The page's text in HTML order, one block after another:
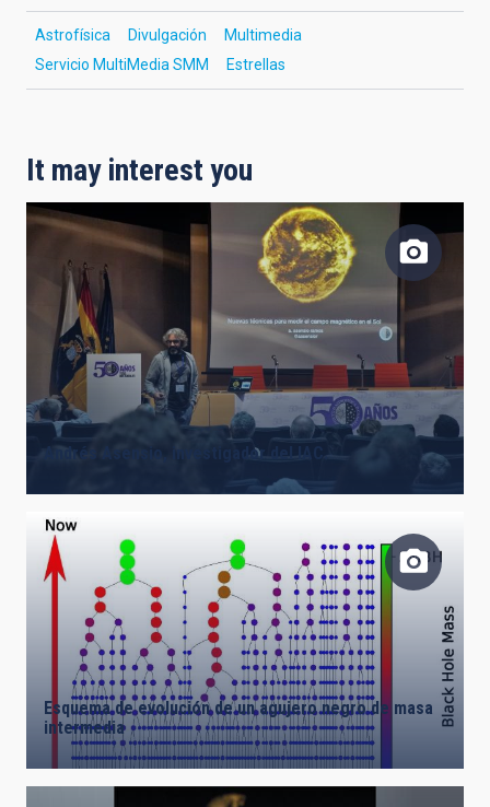
Astrofísica Divulgación
Multimedia
Servicio MultiMedia SMM
Estrellas
It may interest you
Andrés Asensio, investigador del IAC.
Esquema de evolución de un agujero negro de masa
intermedia